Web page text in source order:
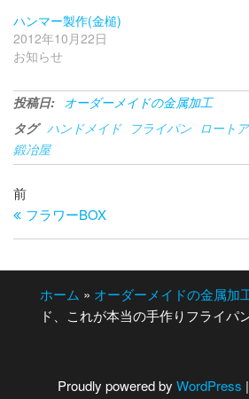
ハンマー製作(金槌)
2012年10月22日
お知らせ
投稿日: オーダーメイドの金属加工
タグ ハンドメイド フライパン ロート
鍛冶屋
投
稿
過
去
の
前
フラワーBOX
ホーム » オーダーメイドの金属加
ド、これが本当の手作りフライパ
Proudly powered by WordPress |